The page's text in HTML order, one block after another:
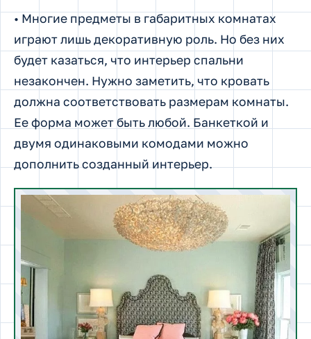
• Многие предметы в габаритных комнатах
играют лишь декоративную роль. Но без них
будет казаться, что интерьер спальни
незакончен. Нужно заметить, что кровать
должна соответствовать размерам комнаты.
Ее форма может быть любой. Банкеткой и
двумя одинаковыми комодами можно
дополнить созданный интерьер.